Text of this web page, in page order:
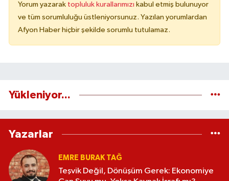
Yorum yazarak topluluk kurallarımızı kabul etmiş bulunuyor
ve tüm sorumluluğu üstleniyorsunuz. Yazılan yorumlardan
Afyon Haber hiçbir şekilde sorumlu tutulamaz.
Yükleniyor...
Yazarlar
EMRE BURAK TAĞ
Teşvik Değil, Dönüşüm Gerek: Ekonomiye